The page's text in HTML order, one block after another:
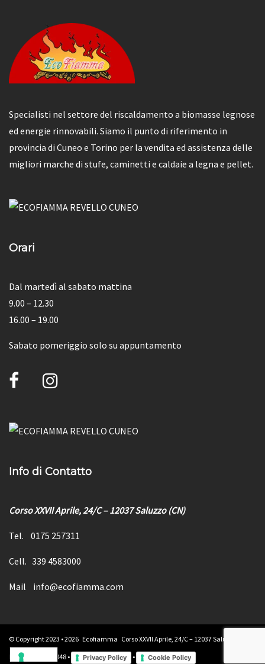
Specialisti nel settore del riscaldamento a biomasse legnose
ed energie rinnovabili. Siamo il punto di riferimento in
provincia di Cuneo e Torino per la vendita ed assistenza delle
migliori marche di stufe, caminetti e caldaie a legna e pellet.
Orari
Dal martedì al sabato mattina
9.00 – 12.30
16.00 – 19.00
Sabato pomeriggio solo su appuntamento
Info di Contatto
Corso XXVII Aprile, 24/C – 12037 Saluzzo (CN)
Tel. 0175 257311
Cell. 339 4583000
Mail info@ecofiamma.com
© Copyright 2023 •2026 Ecofiamma Corso XXVII Aprile, 24/C – 12037 Saluzzo (CN)
P. IVA: 03898520048 •
Privacy Policy • Cookie Policy